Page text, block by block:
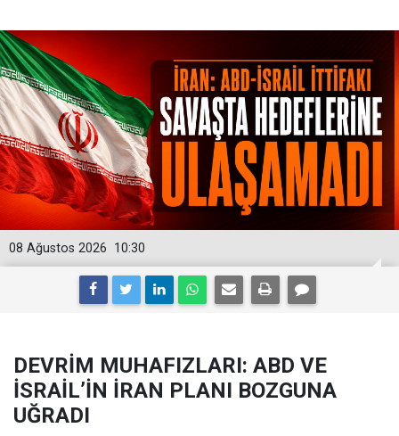
10:30
08 Ağustos 2026
DEVRİM MUHAFIZLARI: ABD VE
İSRAİL’İN İRAN PLANI BOZGUNA
UĞRADI